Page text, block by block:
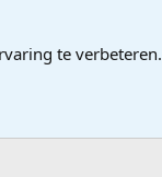
te verbeteren.